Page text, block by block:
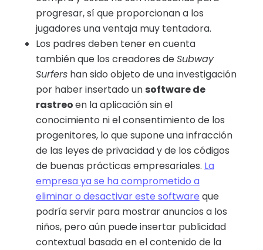
progresar, sí que proporcionan a los
jugadores una ventaja muy tentadora.
Los padres deben tener en cuenta
también que los creadores deSubway
Surfershan sido objeto de una investigación
por haber insertado un software de
rastreoen la aplicación sin el
conocimiento ni el consentimiento de los
progenitores, lo que supone una infracción
de las leyes de privacidad y de los códigos
de buenas prácticas empresariales. La
empresa ya se ha comprometido a
eliminar o desactivar este software que
podría servir para mostrar anuncios a los
niños, pero aún puede insertar publicidad
contextual basada en el contenido de la